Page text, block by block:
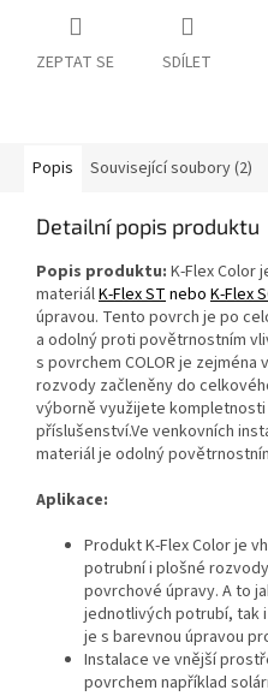
ZEPTAT SE SDÍLET
Popis Související soubory (2)
Detailní popis produktu
Popis produktu: K‑Flex Color
materiálK‑Flex ST nebo K‑Flex
úpravou. Tento povrch je po
a odolný proti povětrnostním
s povrchem COLOR je
rozvody začleněny do
výborně využijete
příslušenství.Ve venkovních
materiál je odolný
Aplikace:
Produkt K‑Flex Color je
potrubní i plošné
povrchové úpravy. A to
jednotlivých potrubí, tak
je s barevnou úpravou
Instalace ve vnější
povrchem například